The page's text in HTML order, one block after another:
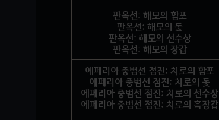
판옥선: 해모의 함포
판옥선: 해모의 돛
판옥선: 해모의 선수상
판옥선: 해모의 장갑
에페리아 중범선 점진: 치로의 함포
에페리아 중범선 점진: 치로의 돛
에페리아 중범선 점진: 치로의 선수상
에페리아 중범선 점진: 치로의 흑장갑